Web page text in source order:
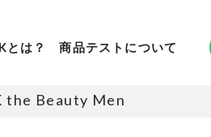
とは？ 商品テストについて
the Beauty Men